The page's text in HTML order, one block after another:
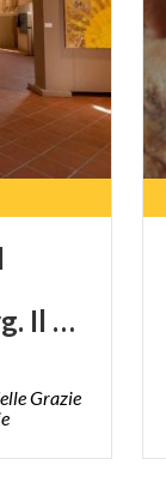
Leitner-Gründberg. Il senso della grandezza
Grazie